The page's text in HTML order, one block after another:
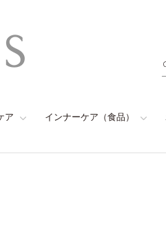
ア インナーケア（食品）